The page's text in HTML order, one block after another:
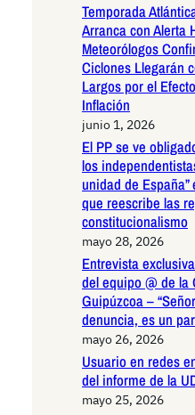
Temporada
Arranca con Alerta
Meteorólogos
Ciclones Llegarán
Largos por el
Inflación
junio 1, 2026
El PP se ve
los
unidad de
que reescribe las
constitucionalismo
mayo 28, 2026
Entrevista
del equipo @ de la
Guipúzcoa –
denuncia, es un
mayo 26, 2026
Usuario en redes
del informe de la
mayo 25, 2026